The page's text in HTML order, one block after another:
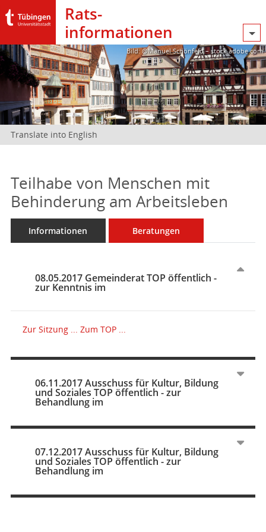
Rats­
informationen
Bild: @Manuel Schönfeld – stock.adobe.com
Translate into English
Teilhabe von Menschen mit
Behinderung am Arbeitsleben
Informationen Beratungen
08.05.2017 Gemeinderat TOP öffentlich -
zur Kenntnis im
Zur Sitzung ... Zum TOP ...
06.11.2017 Ausschuss für Kultur, Bildung
und Soziales TOP öffentlich - zur
Behandlung im
07.12.2017 Ausschuss für Kultur, Bildung
und Soziales TOP öffentlich - zur
Behandlung im